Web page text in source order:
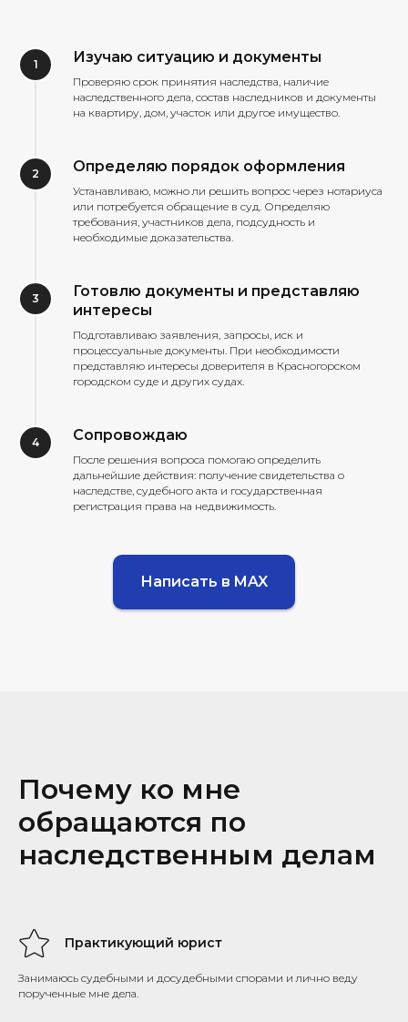
Изучаю ситуацию и документы
Проверяю срок принятия наследства, наличие
наследственного дела, состав наследников и документы
на квартиру, дом, участок или другое имущество.
Определяю порядок оформления
Устанавливаю, можно ли решить вопрос через нотариуса
или потребуется обращение в суд. Определяю
требования, участников дела, подсудность и
необходимые доказательства.
Готовлю документы и представляю
интересы
Подготавливаю заявления, запросы, иск и
процессуальные документы. При необходимости
представляю интересы доверителя в Красногорском
городском суде и других судах.
Сопровождаю
После решения вопроса помогаю определить
дальнейшие действия: получение свидетельства о
наследстве, судебного акта и государственная
регистрация права на недвижимость.
Написать в MAX
Почему ко мне
обращаются по
наследственным делам
Практикующий юрист
Занимаюсь судебными и досудебными спорами и лично веду
порученные мне дела.